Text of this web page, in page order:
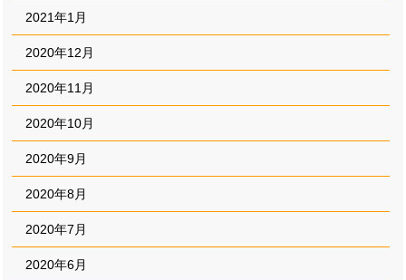
2021年1月
2020年12月
2020年11月
2020年10月
2020年9月
2020年8月
2020年7月
2020年6月